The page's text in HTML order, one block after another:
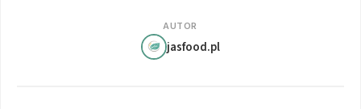
AUTOR
jasfood.pl